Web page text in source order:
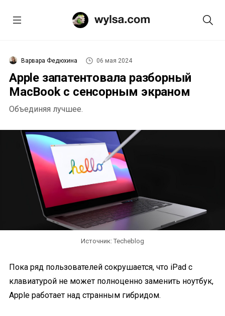
Варвара Федюхина 06 мая 2024
Apple запатентовала разборный
MacBook с сенсорным экраном
Объединяя лучшее.
Источник: Techeblog
Пока ряд пользователей сокрушается, что iPad с
клавиатурой не может полноценно заменить ноутбук,
Apple работает над странным гибридом.